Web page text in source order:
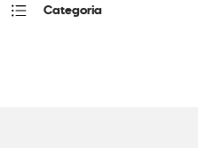
Categoria